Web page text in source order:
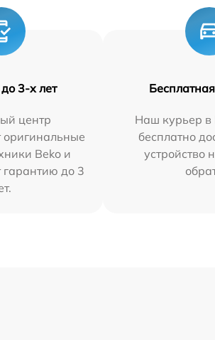
3-х лет
центр
оригинальные
Beko и
гарантию до 3
Наш курьер в
бесплатно
устройство